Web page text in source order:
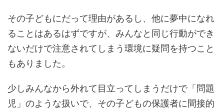
その子どもにだって理由があるし、他に夢中になれ
ることはあるはずですが、 みんなと同じ行動ができ
ないだけで注意されてしまう環境に疑問を持つこと
もありました。
少しみんなから外れて目立ってしまうだけで「問題
児」のような扱いで、その子どもの保護者に間接的